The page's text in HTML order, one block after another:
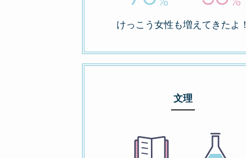
けっこう女性も増えてきたよ！
文理